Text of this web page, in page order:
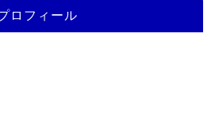
ロフィール